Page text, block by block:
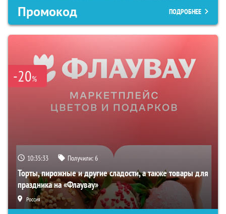
Промокод ПОДРОБНЕЕ
-20%
10:35:32 Получили:6
Торты, пирожные и другие сладости, а также товары для
праздника на «Флаувау»
Россия